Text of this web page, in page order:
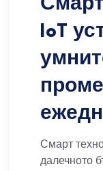
IoT
Смарт
далечното